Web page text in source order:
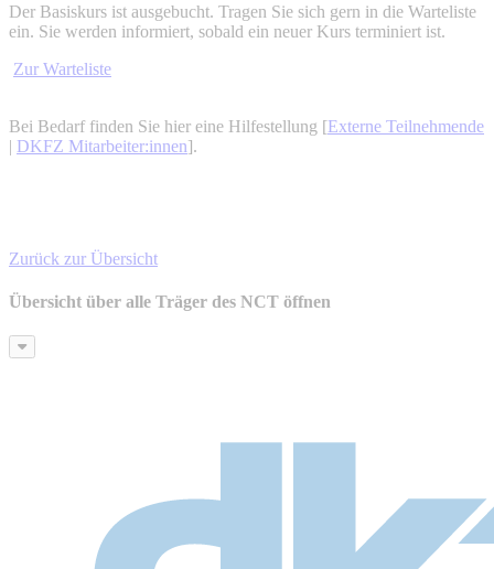
Der Basiskurs ist ausgebucht. Tragen Sie sich gern in die Warteliste
ein. Sie werden informiert, sobald ein neuer Kurs terminiert ist.
Zur Warteliste
Bei Bedarf finden Sie hier eine Hilfestellung [Externe Teilnehmende
| DKFZ Mitarbeiter:innen].
Zurück zur Übersicht
Übersicht über alle Träger des NCT öffnen